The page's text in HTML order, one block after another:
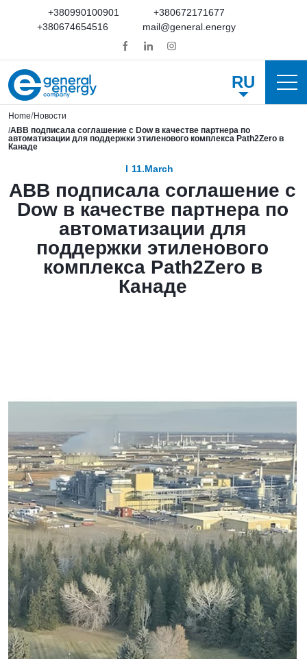
+380990100901
+380672171677
+380674654516
mail@general.energy
RU
Home Новости
ABB подписала соглашение с Dow в качестве партнера по
автоматизации для поддержки этиленового комплекса Path2Zero в
Канаде
11.March
ABB подписала соглашение с
Dow в качестве партнера по
автоматизации для
поддержки этиленового
комплекса Path2Zero в
Канаде